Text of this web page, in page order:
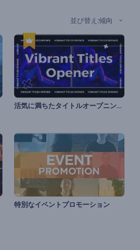
並び替え :傾向
活気に満ちたタイトルオープニング動画
特別なイベントプロモーション